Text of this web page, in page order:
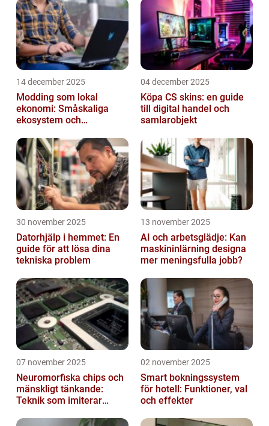
14 december 2025
Modding som lokal
ekonomi: Småskaliga
ekosystem och
04 december 2025
Köpa CS skins: en guide
till digital handel och
samlarobjekt
30 november 2025
Datorhjälp i hemmet: En
guide för att lösa dina
tekniska problem
13 november 2025
AI och arbetsglädje: Kan
maskininlärning designa
mer meningsfulla jobb?
07 november 2025
Neuromorfiska chips och
mänskligt tänkande:
Teknik som imiterar
02 november 2025
Smart bokningssystem
för hotell: Funktioner, val
och effekter